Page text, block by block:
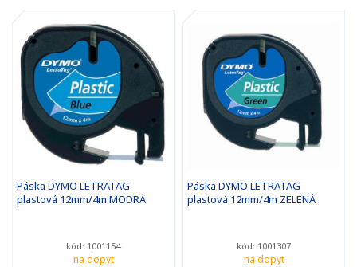
Páska DYMO LETRATAG
plastová 12mm/4m MODRÁ
kód: 1001154
na dopyt
Páska DYMO LETRATAG
plastová 12mm/4m ZELENÁ
kód: 1001307
na dopyt